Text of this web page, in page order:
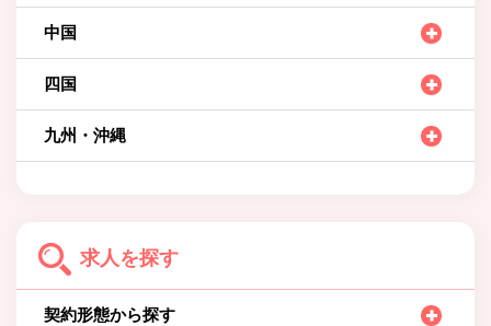
中国
四国
九州・沖縄
求人を探す
契約形態から探す